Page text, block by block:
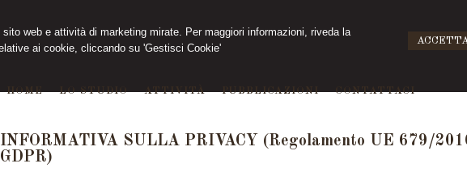
web e attività di marketing mirate. Per maggiori informazioni, riveda la
ai cookie, cliccando su 'Gestisci Cookie'
HOME LO STUDIO ATTIVITÀ PUBBLICAZIONI CONTATTACI
INFORMATIVA SULLA PRIVACY (Regolamento UE 679/
GDPR)